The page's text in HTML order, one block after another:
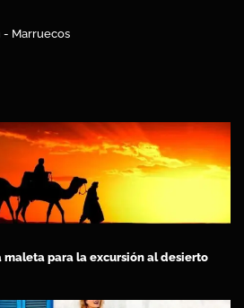
- Marruecos
maleta para la excursión al desierto